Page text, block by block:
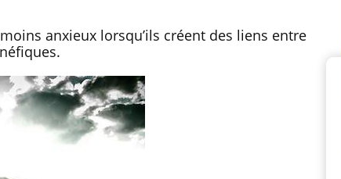
anxieux lorsqu’ils créent des liens entre